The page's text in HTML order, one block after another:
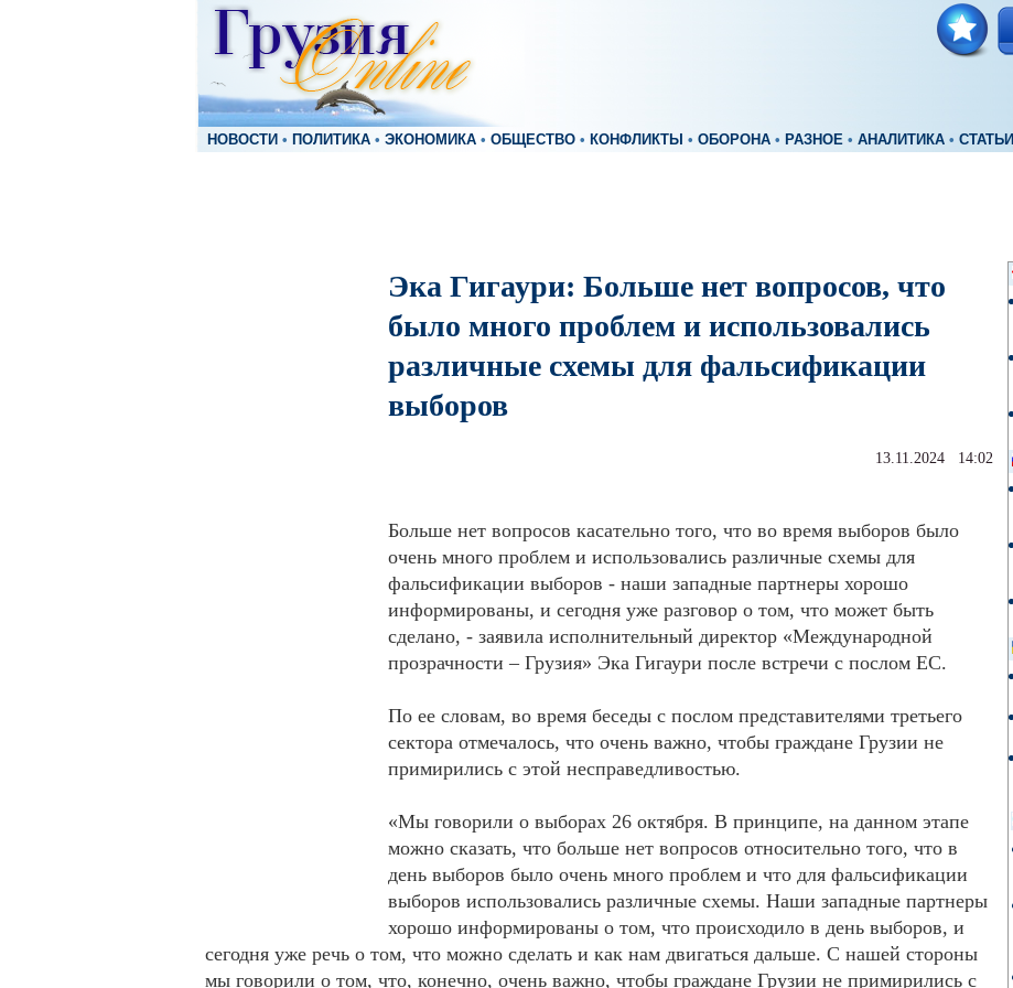
НОВОСТИ • ПОЛИТИКА • ЭКОНОМИКА • ОБЩЕСТВО • КОНФЛИКТЫ • ОБОРОНА • РАЗНОЕ • АНАЛИТИКА • СТАТЬИ
Эка Гигаури: Больше нет вопросов, что
было много проблем и использовались
различные схемы для фальсификации
выборов
13.11.2024 14:02
Больше нет вопросов касательно того, что во время выборов было
очень много проблем и использовались различные схемы для
фальсификации выборов - наши западные партнеры хорошо
информированы, и сегодня уже разговор о том, что может быть
сделано, - заявила исполнительный директор «Международной
прозрачности – Грузия» Эка Гигаури после встречи с послом ЕС.
По ее словам, во время беседы с послом представителями третьего
сектора отмечалось, что очень важно, чтобы граждане Грузии не
примирились с этой несправедливостью.
«Мы говорили о выборах 26 октября. В принципе, на данном этапе
можно сказать, что больше нет вопросов относительно того, что в
день выборов было очень много проблем и что для фальсификации
выборов использовались различные схемы. Наши западные партнеры
хорошо информированы о том, что происходило в день выборов, и
сегодня уже речь о том, что можно сделать и как нам двигаться дальше. С нашей стороны
мы говорили о том, что, конечно, очень важно, чтобы граждане Грузии не примирились с